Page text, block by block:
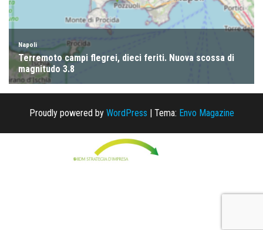
Proudly powered by WordPress | Tema: Envo Magazine